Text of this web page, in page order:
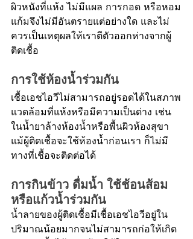
ผิวหนังที่แห้ง ไม่มีแผล การกอด หรือหอม
แก้มจึงไม่มีอันตรายแต่อย่างใด และไม่
ควรเป็นเหตุผลให้เราตีตัวออกห่างจากผู้
ติดเชื้อ
การใช้ห้องน้ำร่วมกัน
เชื้อเอชไอวีไม่สามารถอยู่รอดได้ในสภาพ
แวดล้อมที่แห้งหรือมีความเป็นด่าง เช่น
ในน้ำยาล้างห้องน้ำหรือพื้นผิวห้องสุขา
แม้ผู้ติดเชื้อจะใช้ห้องน้ำก่อนเรา ก็ไม่มี
ทางที่เชื้อจะติดต่อได้
การกินข้าว ดื่มน้ำ ใช้ช้อนส้อม
หรือแก้วน้ำร่วมกัน
น้ำลายของผู้ติดเชื้อมีเชื้อเอชไอวีอยู่ใน
ปริมาณน้อยมากจนไม่สามารถก่อให้เกิด